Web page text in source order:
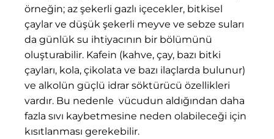
örneğin; az şekerli gazlı içecekler, bitkisel
çaylar ve düşük şekerli meyve ve sebze suları
da günlük su ihtiyacının bir bölümünü
oluşturabilir. Kafein (kahve, çay, bazı bitki
çayları, kola, çikolata ve bazı ilaçlarda bulunur)
ve alkolün güçlü idrar söktürücü özellikleri
vardır. Bu nedenle vücudun aldığından daha
fazla sıvı kaybetmesine neden olabileceği için
kısıtlanması gerekebilir.